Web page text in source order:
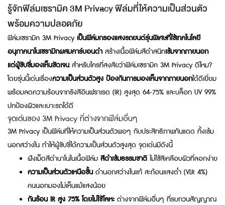
รู้จักฟิล์มเซรามิค 3M Privacy ฟิล์มที่ให้ความเป็นส่วนตัว
พร้อมความปลอดภัย
ฟิล์มเซรามิค 3M Privacy เป็นฟิล์มกรองแสงรถยนต์รุ่นพิเศษที่ใช้เทคโนโลยี
อนุภาคนาโนเซรามิกผสมคาร์บอนดำสร้างเนื้อฟิล์มสีดำสนิทเข้มจากภายนอก
แต่ผู้ขับขี่มองเห็นชัดเจน สำหรับใครที่สงสัยว่าฟิล์มเซรามิค 3M Privacy ดีไหม?
โดยรุ่นนี้เด่นเรื่องความเป็นส่วนตัวสูง ป้องกันการมองเห็นจากภายนอกได้ดีเยี่ยม
พร้อมลดความร้อนจากรังสีอินฟราเรด (IR) สูงสุด 64-75% และบล็อก UV 99%
ปกป้องผิวและเบาะรถได้ดี
จุดเด่นของ 3M Privacy ที่ต่างจากฟิล์มอื่นๆ
3M Privacy เป็นฟิล์มที่ให้ความเป็นส่วนตัวพอๆ กับประสิทธิภาพกันแดด ทั้งเข้ม
นอกสว่างใน ทำให้ผู้ขับขี่ได้ความเป็นส่วนตัวสูงสุด จุดเด่นมีดังนี้
ฝังเม็ดสีดำนาโนในเนื้อฟิล์ม สีดำเข้มธรรมชาติไม่ใช้สีเคลือบผิวที่ลอกง่าย
ความเป็นส่วนตัวเหนือชั้นดำนอกสว่างในแท้ สะท้อนแสงต่ำ (VLR 4%)
คนนอกมองไม่เห็นแม้แสงน้อย
กันร้อน IR สูง 75% โดยไม่ใช้โลหะ ต่างจากฟิล์มอื่นๆ ที่รบกวนสัญญาณ